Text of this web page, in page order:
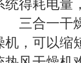
统得耗电量
合一干燥
机，可以缩